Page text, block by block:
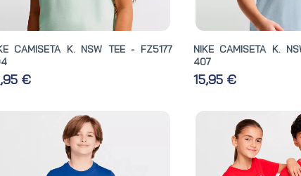
CAMISETA K. NSW TEE - FZ5177
€
NIKE CAMISETA K.
407
15,95 €